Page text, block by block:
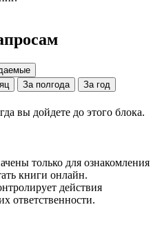
За полгода
За год
вы дойдете до этого блока.
только для ознакомления
книги онлайн.
действия
ответственности.